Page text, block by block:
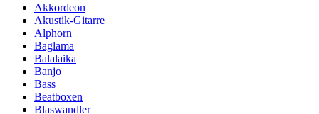
Akkordeon
Akustik-Gitarre
Alphorn
Baglama
Balalaika
Banjo
Bass
Beatboxen
Blaswandler